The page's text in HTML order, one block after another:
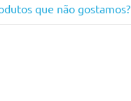
que não gostamos?